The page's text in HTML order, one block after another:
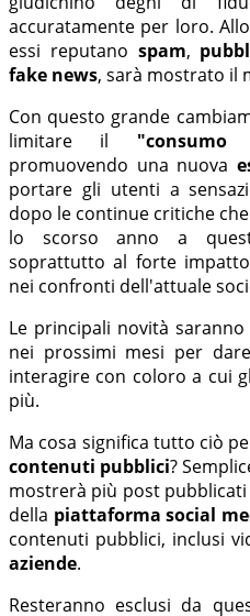
accuratamente per loro.
essi reputano spam,
fake news, sarà mostrato il
Con questo grande
limitare il
promuovendo una nuova
portare gli utenti a
dopo le continue critiche
lo scorso anno a
soprattutto al forte
nei confronti dell'attuale
Le principali novità
nei prossimi mesi per
interagire con coloro a cui
più.
Ma cosa significa tutto ciò
contenuti pubblici?
mostrerà più post
della piattaforma social
contenuti pubblici, inclusi
aziende.
Resteranno esclusi da